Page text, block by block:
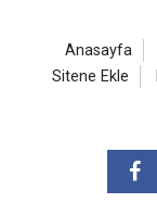
Anasayfa
Sitene Ekle